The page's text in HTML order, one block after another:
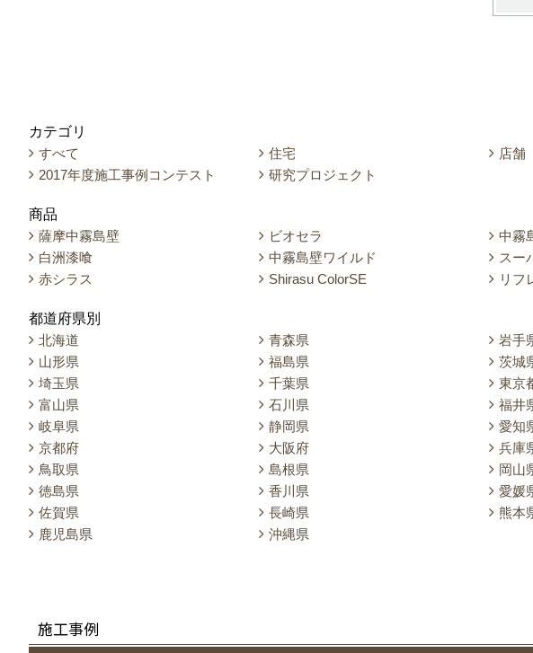
カテゴリ
すべて
住宅 店舗
2017年度施工事例コンテスト
研究プロジェクト
商品
薩摩中霧島壁
ビオセラ 中霧
白洲漆喰
中霧島壁ワイルド スー
赤シラス
Shirasu ColorSE リフ
都道府県別
北海道
青森県 岩手
山形県
福島県 茨城
埼玉県
千葉県 東京
富山県
石川県 福井
岐阜県
静岡県 愛知
京都府
大阪府 兵庫
鳥取県
島根県 岡山
徳島県
香川県 愛媛
佐賀県
長崎県 熊本
鹿児島県
沖縄県
施工事例